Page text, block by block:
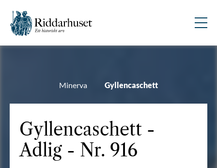
Minerva Gyllencaschett
Gyllencaschett -
Adlig - Nr. 916